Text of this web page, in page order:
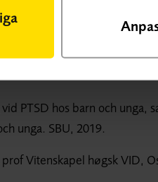
PTSD hos barn och unga,
unga. SBU, 2019.
Vitenskapel høgsk VID,